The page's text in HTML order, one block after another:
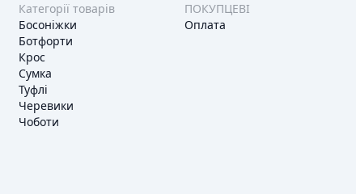
Категорії товарів
Босоніжки
Ботфорти
Крос
Сумка
Туфлі
Черевики
Чоботи
ПОКУПЦЕВІ
Оплата